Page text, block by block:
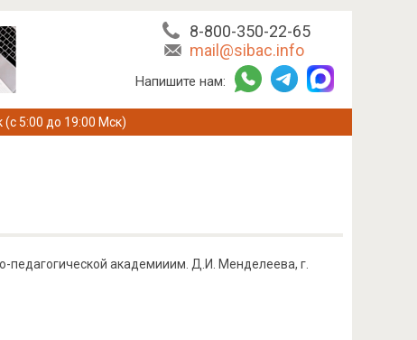
8-800-350-22-65
mail@sibac.info
Напишите нам:
(с 5:00 до 19:00 Мск)
педагогической академииим. Д.И. Менделеева, г.